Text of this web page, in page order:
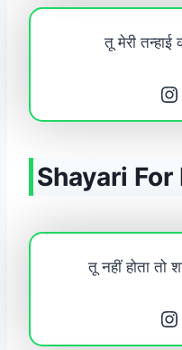
तू मेरी तन्हाई
Instagram
Shayari
तू नहीं होता तो
Instagram